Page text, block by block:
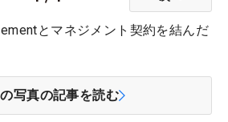
とマネジメント契約を結んだ
写真の記事を読む